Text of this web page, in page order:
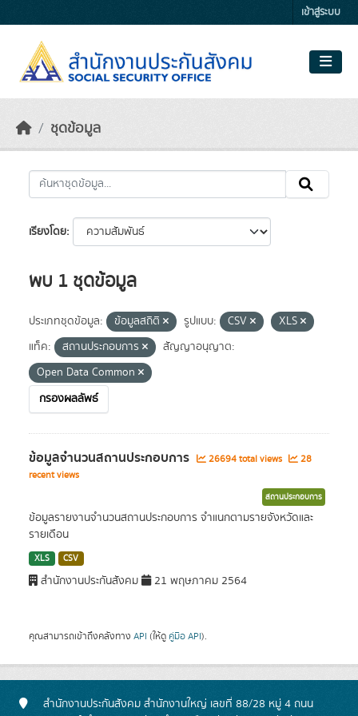
เข้าสู่ระบบ
ชุดข้อมูล
เรียงโดย
พบ 1 ชุดข้อมูล
ประเภทชุดข้อมูล: ข้อมูลสถิติ รูปแบบ: CSV
XLS
แท็ค:
สถานประกอบการ
สัญญาอนุญาต:
Open Data Common
กรองผลลัพธ์
ข้อมูลจำนวนสถานประกอบการ 26694 total views
28
recent views
สถานประกอบการ
ข้อมูลรายงานจำนวนสถานประกอบการ จำแนกตามรายจังหวัดและ
รายเดือน
XLS CSV
สำนักงานประกันสังคม 21 พฤษภาคม 2564
คุณสามารถเข้าถึงคลังทาง API (ให้ดู คู่มือ API).
สำนักงานประกันสังคม สำนักงานใหญ่ เลขที่ 88/28 หมู่ 4 ถนน